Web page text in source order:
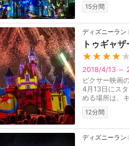
15分間
ディズニーラン
トゥギャ
★★★★ ★
2018/4/13 ～
ピクサー映画
4月13日にス
める場所は、
ン、イッツア
12分間
ディズニーラン